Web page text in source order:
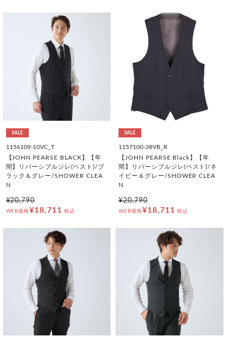
SALE
1156109-10VC_T
【JOHN PEARSE BLACK】【年
間】リバーシブルジレ(ベスト)/ブ
ラック＆グレー/SHOWER CLEA
N
¥20,790
WEB価格¥18,711 税込
SALE
1157100-38VB_R
【JOHN PEARSE Black】【年
間】リバーシブルジレ(ベスト)/ネ
イビー＆グレー/SHOWER CLEA
N
¥20,790
WEB価格¥18,711 税込